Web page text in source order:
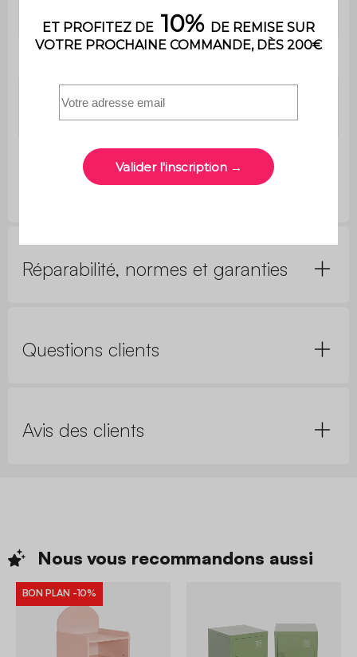
Non
L 35 x P 35 x H 52 cm
Dimensions
intérieures
cm
Dimensions pieds L 5 x P 5 x H 9 cm
Réparabilité, normes et garanties
Questions clients
Avis des clients
Nous vous recommandons aussi
BON PLAN -10%